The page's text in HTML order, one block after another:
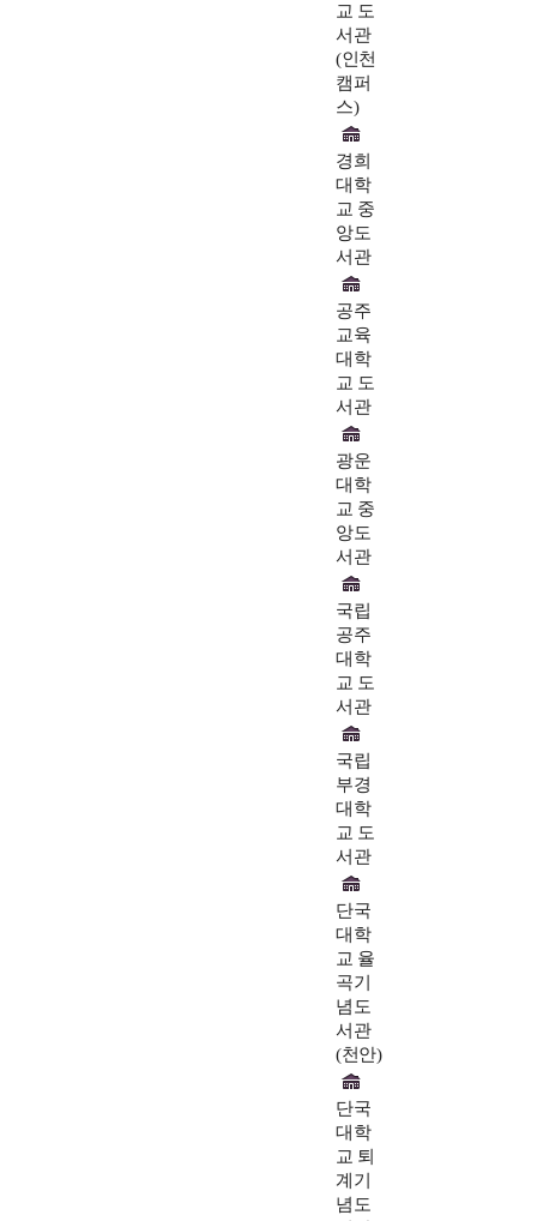
교 도
서관
(인천
캠퍼
스)
경희
대학
교 중
앙도
서관
공주
교육
대학
교 도
서관
광운
대학
교 중
앙도
서관
국립
공주
대학
교 도
서관
국립
부경
대학
교 도
서관
단국
대학
교 율
곡기
념도
서관
(천안)
단국
대학
교 퇴
계기
념도